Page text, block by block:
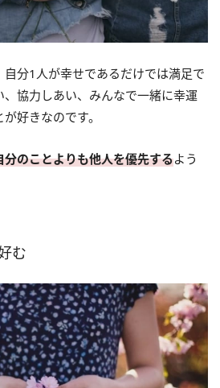
分1人が幸せであるだけでは満足で
、協力しあい、みんなで一緒に幸運
好きなのです。
分のことよりも他人を優先するよう
む